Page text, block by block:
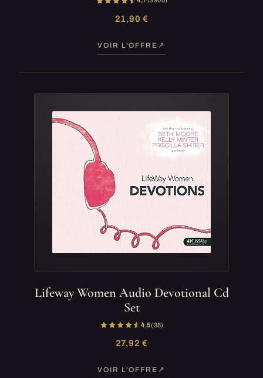
21,90 €
VOIR L'OFFRE
Lifeway Women Audio Devotional Cd
Set
4,5(35)
27,92 €
VOIR L'OFFRE